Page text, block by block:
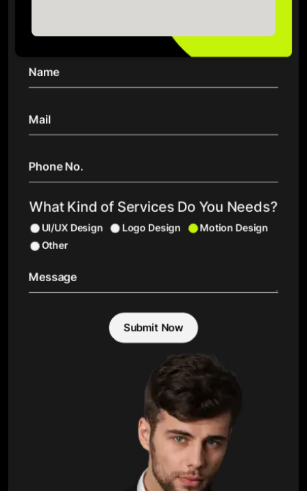
What Kind of Services Do You Needs?
UI/UX Design Logo Design
Motion Design
Other